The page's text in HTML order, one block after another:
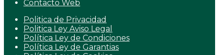
Contacto Web
Politica de Privacidad
Politica Ley Aviso Legal
Política Ley de Condiciones
Política Ley de Garantias